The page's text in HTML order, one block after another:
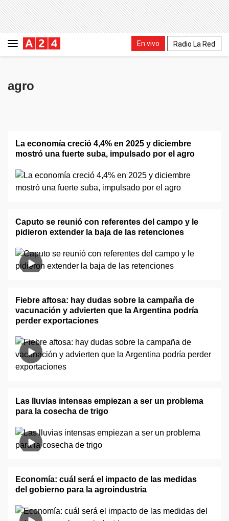
En vivo Radio La Red
agro
La economía creció 4,4% en 2025 y diciembre
mostró una fuerte suba, impulsado por el agro
Caputo se reunió con referentes del campo y le
pidieron extender la baja de las retenciones
Fiebre aftosa: hay dudas sobre la campaña de
vacunación y advierten que la Argentina podría
perder exportaciones
Las lluvias intensas empiezan a ser un problema
para la cosecha de trigo
Economía: cuál será el impacto de las medidas
del gobierno para la agroindustria